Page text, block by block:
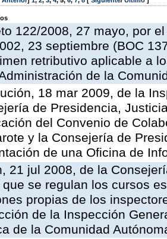
122/2008, 27 mayo, por
23 septiembre (BOC
retributivo aplicable a
de la
18 mar 2009, de la
de Presidencia,
del Convenio de
y la Consejería de
de una Oficina de
21 jul 2008, de la
que se regulan los cursos
propias de los
de la Inspección
de la Comunidad